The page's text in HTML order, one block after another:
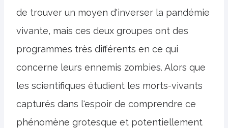
de trouver un moyen d'inverser la pandémie
vivante, mais ces deux groupes ont des
programmes très différents en ce qui
concerne leurs ennemis zombies. Alors que
les scientifiques étudient les morts-vivants
capturés dans l'espoir de comprendre ce
phénomène grotesque et potentiellement